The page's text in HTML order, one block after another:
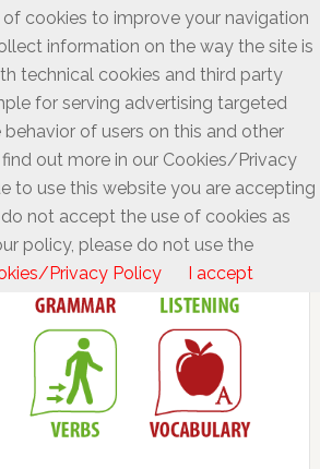
of cookies to improve your navigation
information on the way the site is
technical cookies and third party
for serving advertising targeted
of users on this and other
out more in our Cookies/Privacy
to use this website you are accepting
not accept the use of cookies as
policy, please do not use the
Privacy Policy I accept